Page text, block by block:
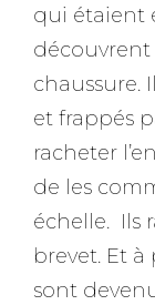
qui étaient
chaussure.
et frappés
racheter
de les
échelle. Ils
brevet. Et
sont